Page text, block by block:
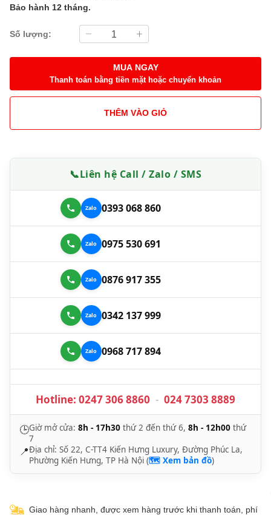
Bảo hành 12 tháng.
Số lượng:
MUA NGAY
Thanh toán bằng tiền mặt hoặc chuyển khoản
THÊM VÀO GIỎ
📞Liên hệ Call / Zalo / SMS
0393 068 860
0975 530 691
0876 917 355
0342 137 999
0968 717 894
Hotline: 0247 306 8860 - 024 7303 8889
🕒Giờ mở cửa: 8h - 17h30 thứ 2 đến thứ 6, 8h - 12h00 thứ
7
📍Địa chỉ: Số 22, C-TT4 Kiến Hưng Luxury, Đường Phúc La,
Phường Kiến Hưng, TP Hà Nội (🗺️ Xem bản đồ)
Giao hàng nhanh, được xem hàng trước khi thanh toán, phí